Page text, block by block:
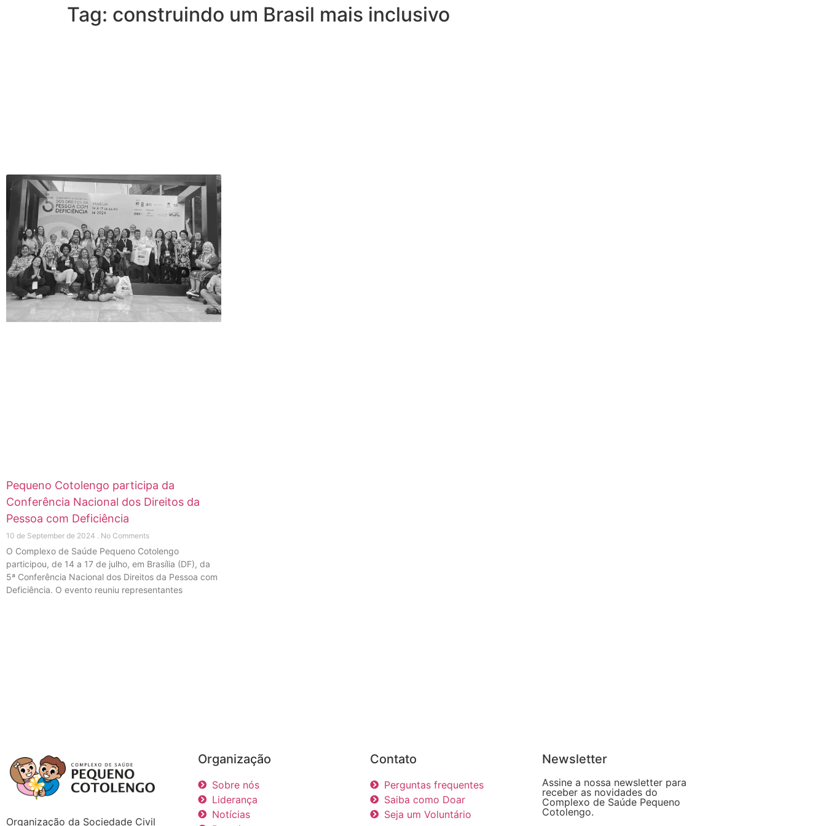
Tag: construindo um Brasil mais inclusivo
Pequeno Cotolengo participa da
Conferência Nacional dos Direitos da
Pessoa com Deficiência
10 de September de 2024 No Comments
O Complexo de Saúde Pequeno Cotolengo
participou, de 14 a 17 de julho, em Brasília (DF), da
5ª Conferência Nacional dos Direitos da Pessoa com
Deficiência. O evento reuniu representantes
Organização da Sociedade Civil
Organização
Sobre nós
Liderança
Notícias
Contato
Perguntas frequentes
Saiba como Doar
Seja um Voluntário
Newsletter
Assine a nossa newsletter para
receber as novidades do
Complexo de Saúde Pequeno
Cotolengo.